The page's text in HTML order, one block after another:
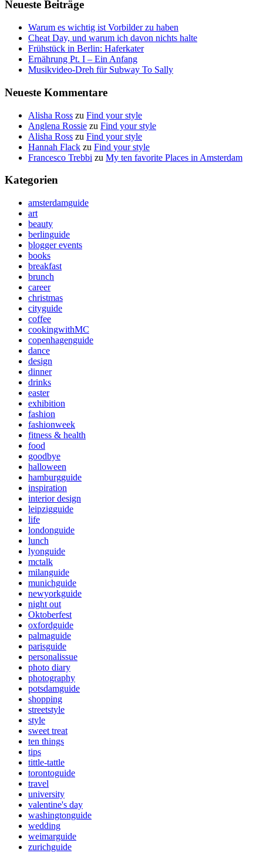
Neueste Beiträge
Warum es wichtig ist Vorbilder zu haben
Cheat Day, und warum ich davon nichts halte
Frühstück in Berlin: Haferkater
Ernährung Pt. I – Ein Anfang
Musikvideo-Dreh für Subway To Sally
Neueste Kommentare
Alisha Ross zu Find your style
Anglena Rossie zu Find your style
Alisha Ross zu Find your style
Hannah Flack zu Find your style
Francesco Trebbi zu My ten favorite Places in Amsterdam
Kategorien
amsterdamguide
art
beauty
berlinguide
blogger events
books
breakfast
brunch
career
christmas
cityguide
coffee
cookingwithMC
copenhagenguide
dance
design
dinner
drinks
easter
exhibition
fashion
fashionweek
fitness & health
food
goodbye
halloween
hamburgguide
inspiration
interior design
leipzigguide
life
londonguide
lunch
lyonguide
mctalk
milanguide
munichguide
newyorkguide
night out
Oktoberfest
oxfordguide
palmaguide
parisguide
personalissue
photo diary
photography
potsdamguide
shopping
streetstyle
style
sweet treat
ten things
tips
tittle-tattle
torontoguide
travel
university
valentine's day
washingtonguide
wedding
weimarguide
zurichguide